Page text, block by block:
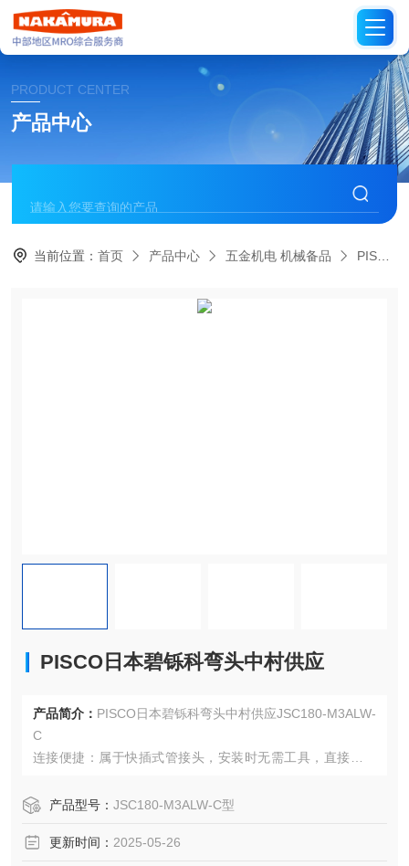
PRODUCT CENTER
产品中心
当前位置：首页 产品中心 五金机电 机械备品 PISCO日本碧铄科
PISCO日本碧铄科弯头中村供应
产品简介： PISCO日本碧铄科弯头中村供应JSC180-M3ALW-
C
连接便捷：属于快插式管接头，安装时无需工具，直接将气
效率，便于设备维护与检修。
产品型号： JSC180-M3ALW-C型
更新时间： 2025-05-26